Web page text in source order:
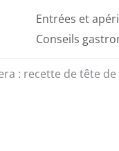
Entrées et
Conseils
: recette de tête